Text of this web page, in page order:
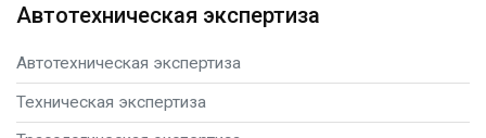
Автотехническая экспертиза
Автотехническая экспертиза
Техническая экспертиза